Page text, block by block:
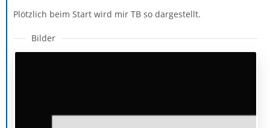
Plötzlich beim Start wird mir TB so dargestellt.
Bilder